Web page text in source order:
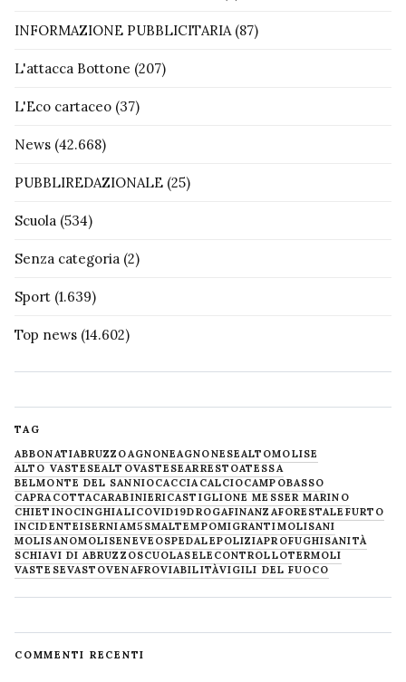
INFORMAZIONE PUBBLICITARIA(87)
L'attacca Bottone (207)
L'Eco cartaceo (37)
News (42.668)
PUBBLIREDAZIONALE (25)
Scuola (534)
Senza categoria (2)
Sport (1.639)
Top news (14.602)
TAG
ABBONATIABRUZZOAGNONEAGNONESEALTOMOLISE
ALTO VASTESEALTOVASTESEARRESTOATESSA
BELMONTE DEL SANNIOCACCIACALCIOCAMPOBASSO
CAPRACOTTACARABINIERICASTIGLIONE MESSER MARINO
CHIETINOCINGHIALICOVID19DROGAFINANZAFORESTALE FURTO
INCIDENTEISERNIAM5SMALTEMPOMIGRANTIMOLISANI
MOLISANOMOLISENEVE OSPEDALEPOLIZIAPROFUGHISANITÀ
SCHIAVI DI ABRUZZOSCUOLASELECONTROLLOTERMOLI
VASTESEVASTOVENAFROVIABILITÀVIGILI DEL FUOCO
COMMENTI RECENTI